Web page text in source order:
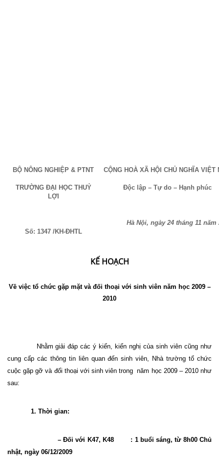
BỘ NÔNG NGHIỆP & PTNT
TRƯỜNG ĐẠI HỌC THUỶ
LỢI
Số: 1347 /KH-ĐHTL
CỘNG HOÀ XÃ HỘI CHỦ NGHĨA VIỆT
Độc lập – Tự do – Hạnh phúc
Hà Nội, ngày 24 tháng 11 năm
KẾ HOẠCH
Về việc tổ chức gặp mặt và đối thoại với sinh viên năm học 2009 –
2010
Nhằm giải đáp các ý kiến, kiến nghị của sinh viên cũng như
cung cấp các thông tin liên quan đến sinh viên, Nhà trường tổ chức
cuộc gặp gỡ và đối thoại với sinh viên trong năm học 2009 – 2010 như
sau:
1. Thời gian:
– Đối với K47, K48
: 1 buổi sáng, từ 8h00 Chủ
nhật, ngày 06/12/2009